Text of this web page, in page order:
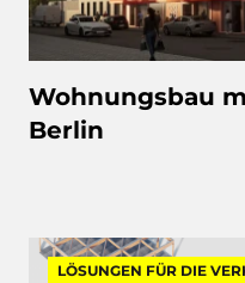
Wohnungsbau
Berlin
LÖSUNGEN FÜR DIE